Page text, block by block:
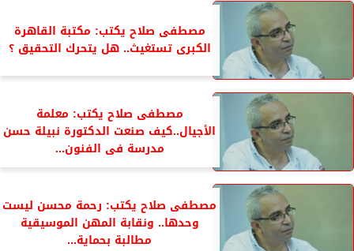
مصطفى صلاح يكتب: مكتبة القاهرة
الكبرى تستغيث.. هل يتحرك التحقيق ؟
مصطفى صلاح يكتب: معلمة
الأجيال..كيف صنعت الدكتورة نبيلة حسن
مدرسة فى الفنون...
مصطفى صلاح يكتب: رحمة محسن ليست
وحدها.. ونقابة المهن الموسيقية
مطالبة بحماية...